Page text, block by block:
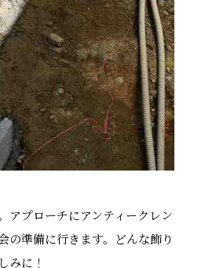
アプローチにアンティークレン
の準備に行きます。どんな飾り
みに！